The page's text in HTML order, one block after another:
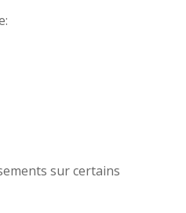
sur certains